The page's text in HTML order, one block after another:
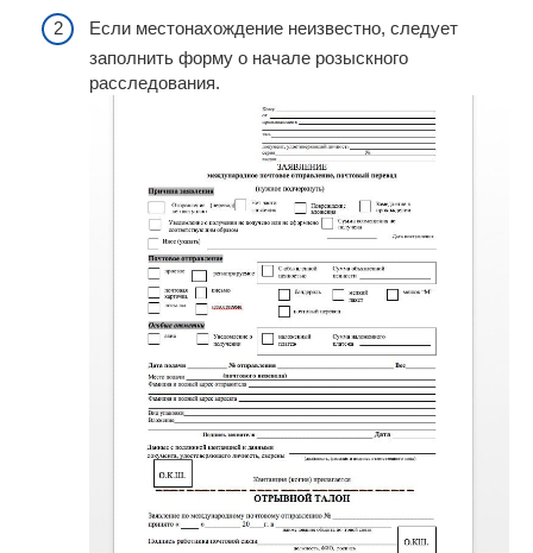
Если местонахождение неизвестно, следует
заполнить форму о начале розыскного
расследования.